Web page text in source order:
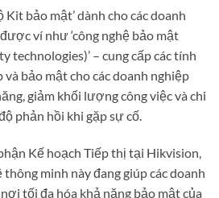
Kit bảo mật’ dành cho các doanh
ví như ‘công nghệ bảo mật
technologies)’ – cung cấp các tính
bảo mật cho các doanh nghiệp
giảm khối lượng công việc và chi
phản hồi khi gặp sự cố.
Kế hoạch Tiếp thị tại Hikvision,
minh này đang giúp các doanh
tối đa hóa khả năng bảo mật của